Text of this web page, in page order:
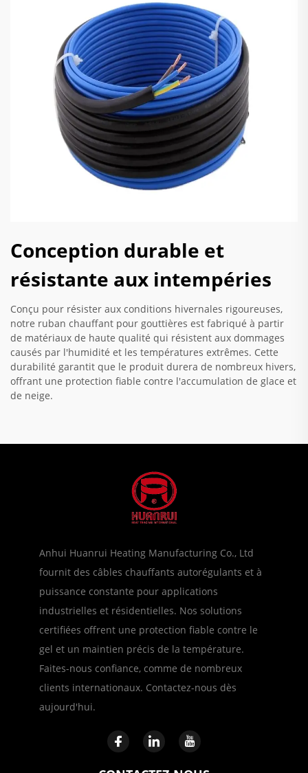
Conception durable et
résistante aux intempéries
Conçu pour résister aux conditions hivernales rigoureuses,
notre ruban chauffant pour gouttières est fabriqué à partir
de matériaux de haute qualité qui résistent aux dommages
causés par l'humidité et les températures extrêmes. Cette
durabilité garantit que le produit durera de nombreux hivers,
offrant une protection fiable contre l'accumulation de glace et
de neige.
Anhui Huanrui Heating Manufacturing Co., Ltd
fournit des câbles chauffants autorégulants et à
puissance constante pour applications
industrielles et résidentielles. Nos solutions
certifiées offrent une protection fiable contre le
gel et un maintien précis de la température.
Faites-nous confiance, comme de nombreux
clients internationaux. Contactez-nous dès
aujourd'hui.